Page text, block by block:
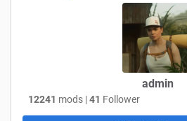
admin
12241 mods |41 Follower